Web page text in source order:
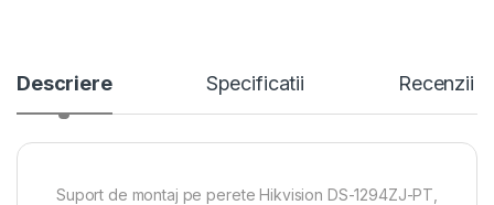
Descriere Specificatii Recenzii
Suport de montaj pe perete Hikvision DS-1294ZJ-PT,